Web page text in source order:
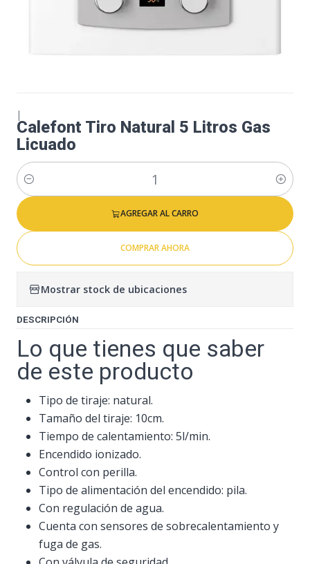
|
Calefont Tiro Natural 5 Litros Gas
Licuado
Cantidad
AGREGAR AL CARRO
COMPRAR AHORA
Mostrar stock de ubicaciones
DESCRIPCIÓN
Lo que tienes que saber
de este producto
Tipo de tiraje: natural.
Tamaño del tiraje: 10cm.
Tiempo de calentamiento: 5l/min.
Encendido ionizado.
Control con perilla.
Tipo de alimentación del encendido: pila.
Con regulación de agua.
Cuenta con sensores de sobrecalentamiento y
fuga de gas.